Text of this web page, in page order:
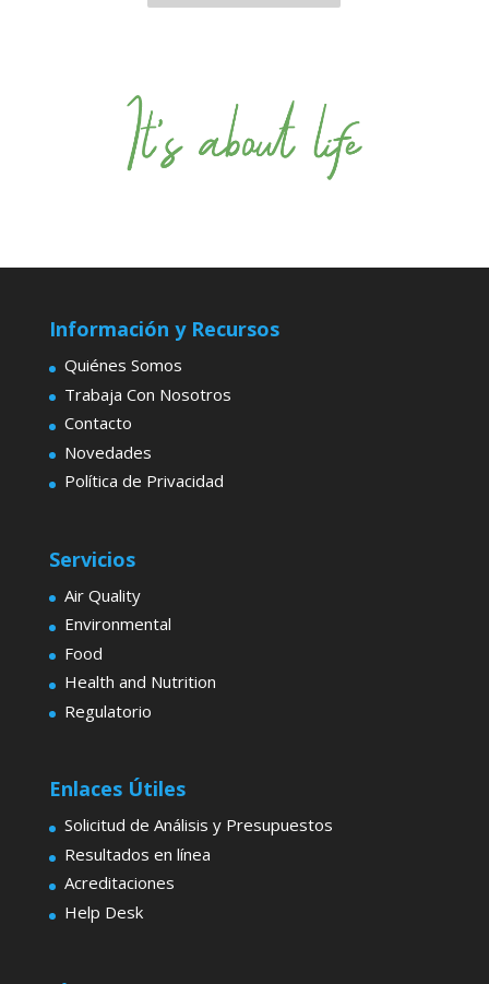
Información y Recursos
Quiénes Somos
Trabaja Con Nosotros
Contacto
Novedades
Política de Privacidad
Servicios
Air Quality
Environmental
Food
Health and Nutrition
Regulatorio
Enlaces Útiles
Solicitud de Análisis y Presupuestos
Resultados en línea
Acreditaciones
Help Desk